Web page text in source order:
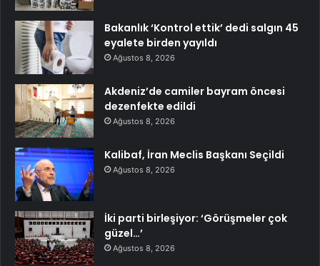
Bakanlık ‘Kontrol ettik’ dedi salgın 45
eyalete birden yayıldı
Ağustos 8, 2026
Akdeniz’de camiler bayram öncesi
dezenfekte edildi
Ağustos 8, 2026
Kalibaf, İran Meclis Başkanı Seçildi
Ağustos 8, 2026
İki parti birleşiyor: ‘Görüşmeler çok
güzel…’
Ağustos 8, 2026